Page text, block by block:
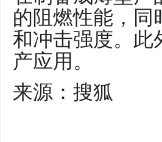
的阻燃性能，同
和冲击强度。此
产应用。
来源：搜狐